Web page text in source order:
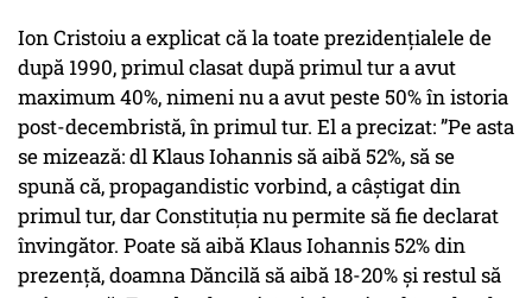
Ion Cristoiu a explicat că la toate prezidențialele de
după 1990, primul clasat după primul tur a avut
maximum 40%, nimeni nu a avut peste 50% în istoria
post-decembristă, în primul tur. El a precizat: ”Pe asta
se mizează: dl Klaus Iohannis să aibă 52%, să se
spună că, propagandistic vorbind, a câștigat din
primul tur, dar Constituția nu permite să fie declarat
învingător. Poate să aibă Klaus Iohannis 52% din
prezență, doamna Dăncilă să aibă 18-20% și restul să